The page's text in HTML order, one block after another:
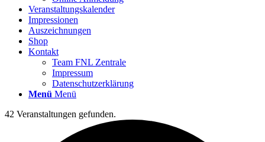
Veranstaltungskalender
Impressionen
Auszeichnungen
Shop
Kontakt
Team FNL Zentrale
Impressum
Datenschutzerklärung
Menü Menü
42 Veranstaltungen gefunden.